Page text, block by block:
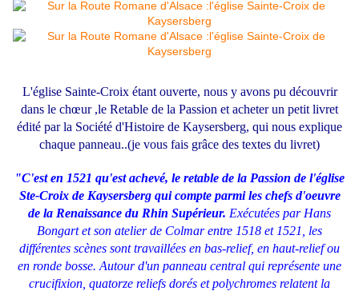
L'église Sainte-Croix étant ouverte, nous y avons pu découvrir
dans le chœur ,le Retable de la Passion et acheter un petit livret
édité par la Société d'Histoire de Kaysersberg, qui nous explique
chaque panneau..(je vous fais grâce des textes du livret)
"C'est en 1521 qu'est achevé, le retable de la Passion de l'église
Ste-Croix de Kaysersberg qui compte parmi les chefs d'oeuvre
de la Renaissance du Rhin Supérieur. Exécutées par Hans
Bongart et son atelier de Colmar entre 1518 et 1521, les
différentes scènes sont travaillées en bas-relief, en haut-relief ou
en ronde bosse. Autour d'un panneau central qui représente une
crucifixion, quatorze reliefs dorés et polychromes relatent la